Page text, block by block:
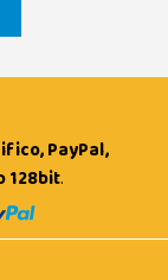
PayPal,
128bit.